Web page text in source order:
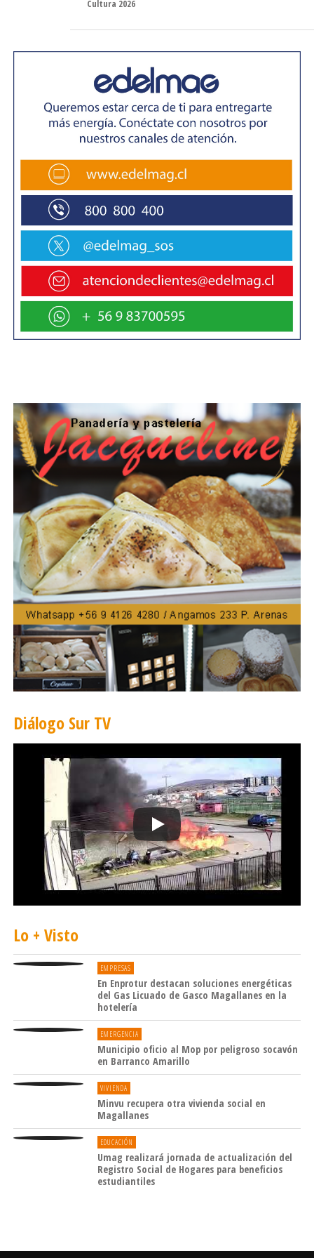
Edén; Fundación Artes de la Patagonia Austral, de Puerto
Natales; Esencias de mi Tierra, Comité Cultural de Río
Seco, Matices, Agrupación Cultural Proa y la Junta de
Vecinos Juan Pablo Segundo, de Punta Arenas.
Este financiamiento recibido permitirá a las
organizaciones materializar proyectos concretos y sentar
Díaz Velásquez, representante del Comité Cultural Río
Seco, quien explicó que estos recursos serán destinados
a desarrollar talleres de digitalización para las integrantes
de su agrupación.
«Es sumamente importante que ellas tengan
herramientas para que podamos seguir trabajando y
también para exponer nuestras obras. En todo lo que es
tecnología no teníamos nada: ni televisor, ni impresora, ni
data. Entonces ahora sí podemos trabajar y exponer
nuestro trabajo de manera adecuada», destacó Díaz
Esencias de Mi tierra, resaltó el valor de esta política
pública. » Hoy en día, gracias a este financiamiento,
podemos seguir funcionando. Afortunadamente son
postulaciones a las que todos tenemos la oportunidad
de acceder. Este año pudimos ganarlo nuevamente y
financiar una linda actividad que proyectamos cerrar en
diciembre con una gala, sumando la unión con la
comunidad migrante y las actividades que ellos realizan»,
comentó.
La jornada concluyó con el reconocimiento oficial a los
representantes de los siete Puntos de Cultura
Comunitaria, quienes ahora proyectan nuevos desafíos y
actividades que podrán concretar en sus barrios gracias
a este importante respaldo estatal.
Cultura 2026
Diálogo Sur TV
Lo + Visto
EMPRESAS
En Enprotur destacan soluciones energéticas
del Gas Licuado de Gasco Magallanes en la
hotelería
EMERGENCIA
Municipio oficio al Mop por peligroso socavón
en Barranco Amarillo
VIVIENDA
Minvu recupera otra vivienda social en
Magallanes
EDUCACIÓN
Umag realizará jornada de actualización del
Registro Social de Hogares para beneficios
estudiantiles